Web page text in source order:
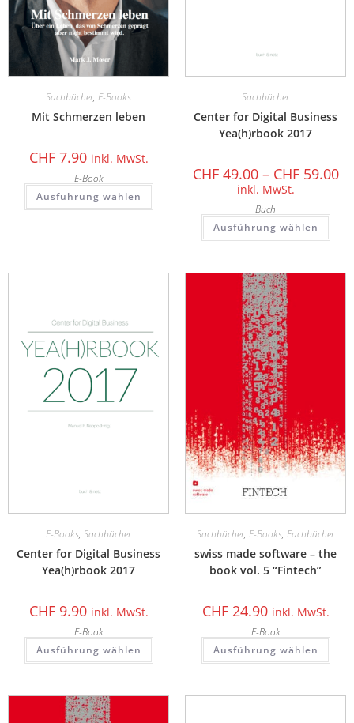
Sachbücher, E-Books
Mit Schmerzen leben
CHF7.90 inkl. MwSt.
E-Book
Ausführung wählen
Sachbücher
Center for Digital Business
Yea(h)rbook 2017
CHF49.00 – CHF59.00
inkl. MwSt.
Buch
Ausführung wählen
E-Books, Sachbücher
Center for Digital Business
Yea(h)rbook 2017
CHF9.90 inkl. MwSt.
E-Book
Ausführung wählen
Sachbücher, E-Books, Fachbücher
swiss made software – the
book vol. 5 “Fintech”
CHF24.90 inkl. MwSt.
E-Book
Ausführung wählen